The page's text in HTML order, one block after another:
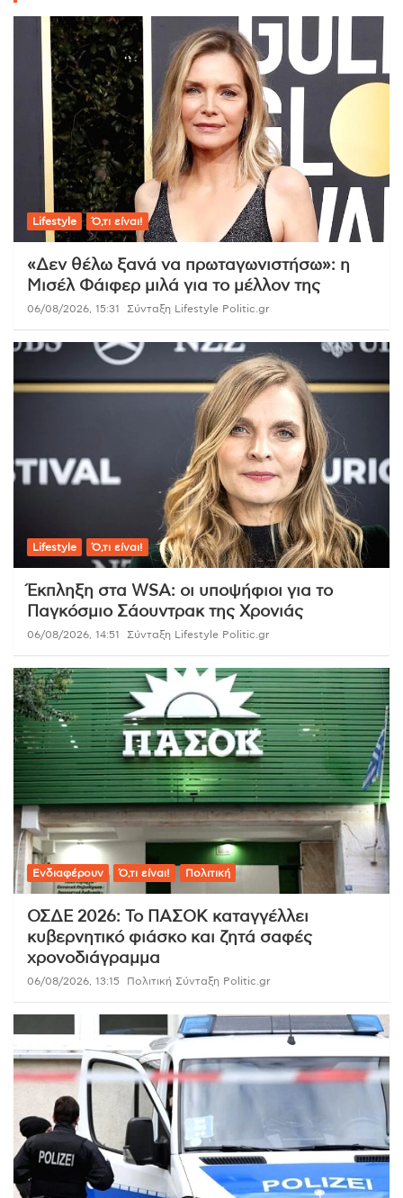
Lifestyle Ό,τι είναι!
«Δεν θέλω ξανά να πρωταγωνιστήσω»: η
Μισέλ Φάιφερ μιλά για το μέλλον της
06/08/2026, 15:31 Σύνταξη Lifestyle Politic.gr
Lifestyle Ό,τι είναι!
Έκπληξη στα WSA: οι υποψήφιοι για το
Παγκόσμιο Σάουντρακ της Χρονιάς
06/08/2026, 14:51 Σύνταξη Lifestyle Politic.gr
Ενδιαφέρουν Ό,τι είναι! Πολιτική
ΟΣΔΕ 2026: Το ΠΑΣΟΚ καταγγέλλει
κυβερνητικό φιάσκο και ζητά σαφές
χρονοδιάγραμμα
06/08/2026, 13:15 Πολιτική Σύνταξη Politic.gr